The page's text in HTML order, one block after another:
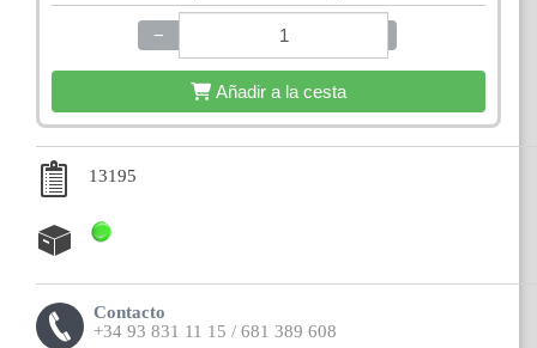
−
Añadir a la cesta
13195
Contacto
+34 93 831 11 15 / 681 389 608